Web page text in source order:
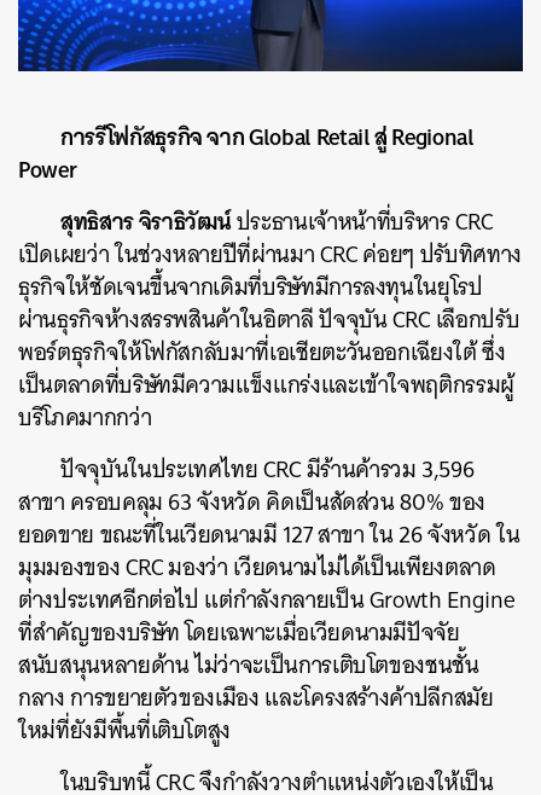
การรีโฟกัสธุรกิจ จาก Global Retail สู่ Regional
Power
สุทธิสาร จิราธิวัฒน์ประธานเจ้าหน้าที่บริหาร CRC
เปิดเผยว่า ในช่วงหลายปีที่ผ่านมา CRC ค่อยๆ ปรับทิศทาง
ธุรกิจให้ชัดเจนขึ้นจากเดิมที่บริษัทมีการลงทุนในยุโรป
ผ่านธุรกิจห้างสรรพสินค้าในอิตาลี ปัจจุบัน CRC เลือกปรับ
พอร์ตธุรกิจให้โฟกัสกลับมาที่เอเชียตะวันออกเฉียงใต้ ซึ่ง
เป็นตลาดที่บริษัทมีความแข็งแกร่งและเข้าใจพฤติกรรมผู้
บริโภคมากกว่า
ปัจจุบันในประเทศไทย CRC มีร้านค้ารวม 3,596
สาขา ครอบคลุม 63 จังหวัด คิดเป็นสัดส่วน 80% ของ
ยอดขาย ขณะที่ในเวียดนามมี 127 สาขา ใน 26 จังหวัด ใน
มุมมองของ CRC มองว่า เวียดนามไม่ได้เป็นเพียงตลาด
ต่างประเทศอีกต่อไป แต่กำลังกลายเป็น Growth Engine
ที่สำคัญของบริษัท โดยเฉพาะเมื่อเวียดนามมีปัจจัย
สนับสนุนหลายด้าน ไม่ว่าจะเป็นการเติบโตของชนชั้น
กลาง การขยายตัวของเมือง และโครงสร้างค้าปลีกสมัย
ใหม่ที่ยังมีพื้นที่เติบโตสูง
ในบริบทนี้ CRC จึงกำลังวางตำแหน่งตัวเองให้เป็น